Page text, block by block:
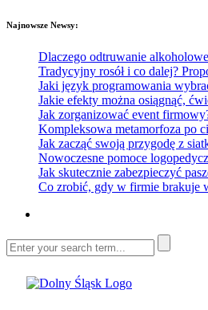
Najnowsze Newsy:
Dlaczego odtruwanie
Tradycyjny rosół i co dalej?
Jaki język programowania
Jakie efekty można osiągnąć,
Jak zorganizować event
Kompleksowa metamorfoza po
Jak zacząć swoją przygodę z
Nowoczesne pomoce
Jak skutecznie zabezpieczyć
Co zrobić, gdy w firmie brakuje